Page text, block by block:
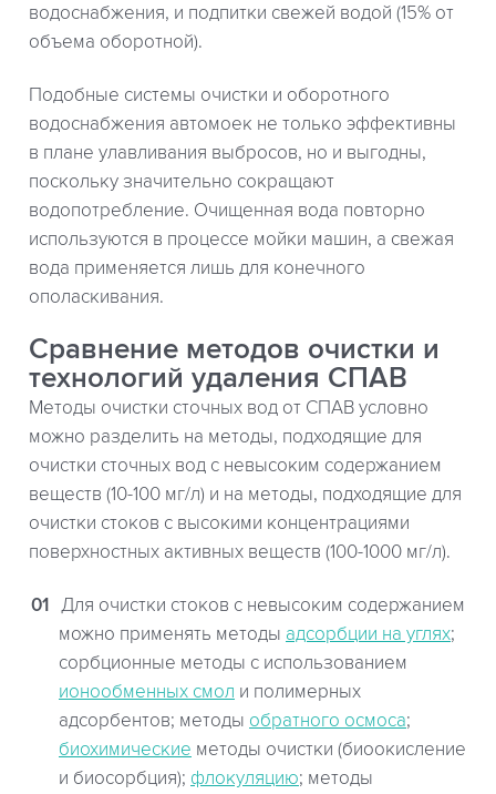
водоснабжения, и подпитки свежей водой (15% от
объема оборотной).
Подобные системы очистки и оборотного
водоснабжения автомоек не только эффективны
в плане улавливания выбросов, но и выгодны,
поскольку значительно сокращают
водопотребление. Очищенная вода повторно
используются в процессе мойки машин, а свежая
вода применяется лишь для конечного
ополаскивания.
Сравнение методов очистки и
технологий удаления СПАВ
Методы очистки сточных вод от СПАВ условно
можно разделить на методы, подходящие для
очистки сточных вод с невысоким содержанием
веществ (10-100 мг/л) и на методы, подходящие для
очистки стоков с высокими концентрациями
поверхностных активных веществ (100-1000 мг/л).
Для очистки стоков с невысоким содержанием
можно применять методы адсорбции на углях;
сорбционные методы с использованием
ионообменных смол и полимерных
адсорбентов; методы обратного осмоса;
биохимические методы очистки (биоокисление
и биосорбция); флокуляцию; методы